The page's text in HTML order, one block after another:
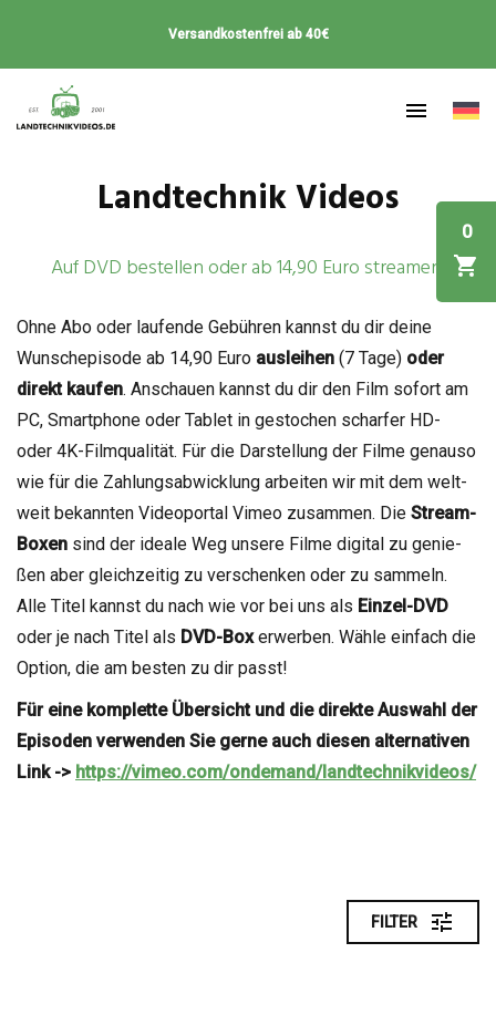
Versandkostenfrei ab 40€
0
Landtechnik Videos
Auf DVD bestellen oder ab 14,90 Euro streamen!
Ohne Abo oder lau­fende Gebüh­ren kannst du dir deine
Wunsch­epi­sode ab 14,90 Euro aus­lei­hen (7 Tage) oder
direkt kau­fen. Anschauen kannst du dir den Film sofort am
PC, Smart­phone oder Tablet in gesto­chen schar­fer HD-
oder 4K-Film­qua­li­tät. Für die Dar­stel­lung der Filme genauso
wie für die Zah­lungs­ab­wick­lung arbei­ten wir mit dem welt­
weit bekann­ten Video­por­tal Vimeo zusam­men. Die Stream-
Boxen sind der ideale Weg unsere Filme digi­tal zu genie­
ßen aber gleich­zei­tig zu ver­schen­ken oder zu sam­meln.
Alle Titel kannst du nach wie vor bei uns als Ein­zel-DVD
oder je nach Titel als DVD-Boxerwer­ben. Wähle ein­fach die
Option, die am bes­ten zu dir passt!
Für eine kom­plette Über­sicht und die direkte Aus­wahl der
Epi­so­den ver­wen­den Sie gerne auch die­sen alter­na­ti­ven
Link -> https://vimeo.com/ondemand/landtechnikvideos/
FIL­TER